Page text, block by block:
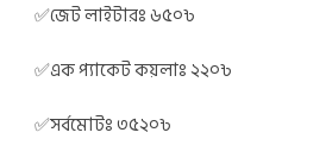
✅জেট লাইটারঃ ৬৫০৳
✅এক প্যাকেট কয়লাঃ ২২০৳
✅সর্বমোটঃ ৩৫২০৳